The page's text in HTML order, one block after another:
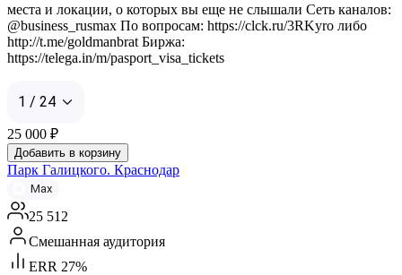
места и локации, о которых вы еще не слышали Сеть каналов:
@business_rusmax По вопросам: https://clck.ru/3RKyro либо
http://t.me/goldmanbrat Биржа:
https://telega.in/m/pasport_visa_tickets
1 / 24
25 000 ₽
Добавить в корзину
Парк Галицкого. Краснодар
Max
25 512
Смешанная аудитория
ERR 27%